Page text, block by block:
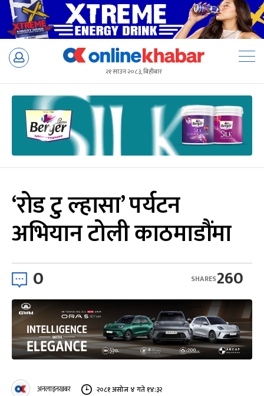
Skip
२१ साउन २०८३, बिहीबार
‘रोड टु ल्हासा’ पर्यटन
अभियान टोली काठमाडौंमा
0 260
SHARES
अनलाइनखबर २०८१ असोज ४ गते १४:३२